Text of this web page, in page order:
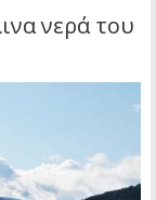
νερά του